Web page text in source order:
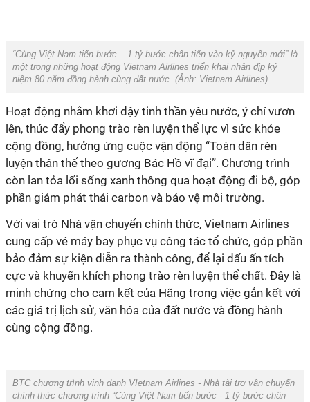
“Cùng Việt Nam tiến bước – 1 tỷ bước chân tiến vào kỷ nguyên mới” là
một trong những hoạt động Vietnam Airlines triển khai nhân dịp kỷ
niệm 80 năm đồng hành cùng đất nước. (Ảnh: Vietnam Airlines).
lên, thúc đẩy phong trào rèn luyện thể lực vì sức khỏe
cộng đồng, hưởng ứng cuộc vận động “Toàn dân rèn
luyện thân thể theo gương Bác Hồ vĩ đại”. Chương trình
còn lan tỏa lối sống xanh thông qua hoạt động đi bộ, góp
cung cấp vé máy bay phục vụ công tác tổ chức, góp phần
bảo đảm sự kiện diễn ra thành công, để lại dấu ấn tích
cực và khuyến khích phong trào rèn luyện thể chất. Đây là
minh chứng cho cam kết của Hãng trong việc gắn kết với
các giá trị lịch sử, văn hóa của đất nước và đồng hành
cùng cộng đồng.
BTC chương trình vinh danh VIetnam Airlines - Nhà tài trợ vận chuyển
chính thức chương trình “Cùng Việt Nam tiến bước - 1 tỷ bước chân